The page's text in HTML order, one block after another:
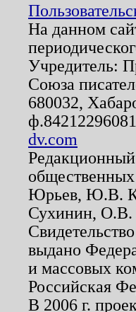
На данном
Учредитель:
Союза
680032,
dv.com
Редакционный
Юрьев, Ю.В.
Сухинин, О.В.
выдано
и массовых
Российская
В 2006 г.